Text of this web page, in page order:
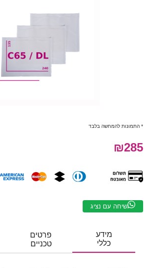
* התמונות להמחשה בלבד
₪285
שיחה עם נציג
מידע
כללי
פרטים
טכניים